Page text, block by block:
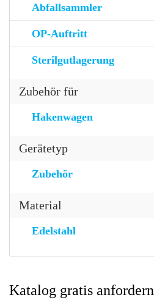
Abfallsammler
OP-Auftritt
Sterilgutlagerung
Zubehör für
Hakenwagen
Gerätetyp
Zubehör
Material
Edelstahl
Katalog gratis anfordern